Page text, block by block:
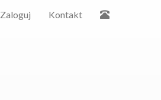
Zaloguj Kontakt